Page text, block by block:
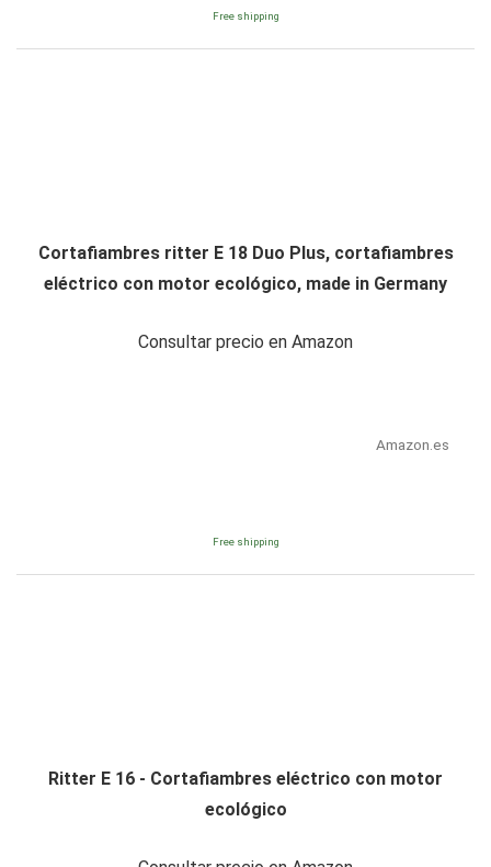
Free shipping
Cortafiambres ritter E 18 Duo Plus, cortafiambres
eléctrico con motor ecológico, made in Germany
Consultar precio en Amazon
Amazon.es
Free shipping
Ritter E 16 - Cortafiambres eléctrico con motor
ecológico